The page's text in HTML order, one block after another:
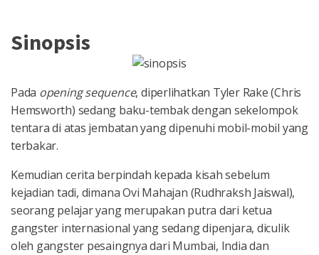
Sinopsis
Pada opening sequence, diperlihatkan Tyler Rake (Chris
Hemsworth) sedang baku-tembak dengan sekelompok
tentara di atas jembatan yang dipenuhi mobil-mobil yang
terbakar.
Kemudian cerita berpindah kepada kisah sebelum
kejadian tadi, dimana Ovi Mahajan (Rudhraksh Jaiswal),
seorang pelajar yang merupakan putra dari ketua
gangster internasional yang sedang dipenjara, diculik
oleh gangster pesaingnya dari Mumbai, India dan